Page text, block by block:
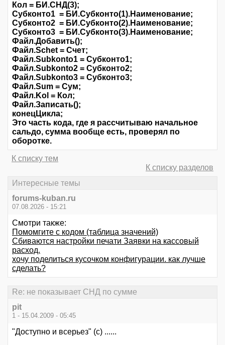
Кол = БИ.СНД(3);
Субконто1 = БИ.Субконто(1).Наименование;
Субконто2 = БИ.Субконто(2).Наименование;
Субконто3 = БИ.Субконто(3).Наименование;
Файл.Добавить();
Файл.Schet = Счет;
Файл.Subkonto1 = Субконто1;
Файл.Subkonto2 = Субконто2;
Файл.Subkonto3 = Субконто3;
Файл.Sum = Сум;
Файл.Kol = Кол;
Файл.Записать();
конецЦикла;
Это часть кода, где я рассчитываю начальное
сальдо, сумма вообще есть, проверял по
оборотке.
К списку тем
К списку разделов
Интересные темы
forums-kuban.ru
07.08.2026 - 15:21
Смотри также:
Помомгите с кодом (таблица значений)
Сбиваются настройки печати Заявки на кассовый
расход.
хочу поделиться кусочком конфигурации. как лучше
сделать?
Re: не показывает СНД по сумме
pit
1 - 15.04.2009 - 05:45
"Доступно и всерьез" (с) ......